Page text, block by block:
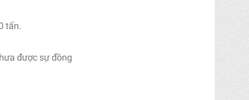
tấn.
được sự đồng